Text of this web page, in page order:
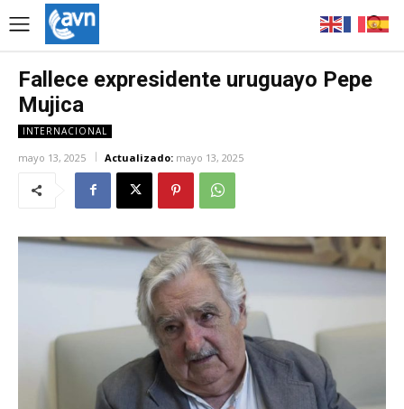
Fallece expresidente uruguayo Pepe
Mujica
INTERNACIONAL
mayo 13, 2025 Actualizado: mayo 13, 2025